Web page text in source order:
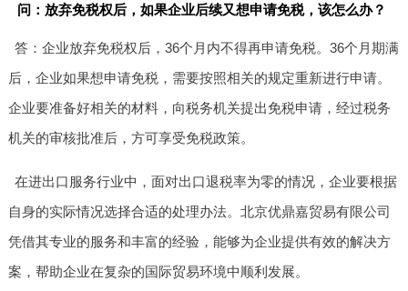
问：放弃免税权后，如果企业后续又想申请免税，该怎么办？
答：企业放弃免税权后，36个月内不得再申请免税。36个月期满
后，企业如果想申请免税，需要按照相关的规定重新进行申请。
企业要准备好相关的材料，向税务机关提出免税申请，经过税务
机关的审核批准后，方可享受免税政策。
在进出口服务行业中，面对出口退税率为零的情况，企业要根据
自身的实际情况选择合适的处理办法。北京优鼎嘉贸易有限公司
凭借其专业的服务和丰富的经验，能够为企业提供有效的解决方
案，帮助企业在复杂的国际贸易环境中顺利发展。